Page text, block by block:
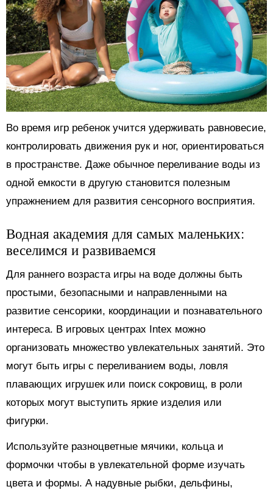
Во время игр ребенок учится удерживать равновесие,
контролировать движения рук и ног, ориентироваться
в пространстве. Даже обычное переливание воды из
одной емкости в другую становится полезным
упражнением для развития сенсорного восприятия.
Водная академия для самых маленьких:
веселимся и развиваемся
Для раннего возраста игры на воде должны быть
простыми, безопасными и направленными на
развитие сенсорики, координации и познавательного
интереса. В игровых центрах Intex можно
организовать множество увлекательных занятий. Это
могут быть игры с переливанием воды, ловля
плавающих игрушек или поиск сокровищ, в роли
которых могут выступить яркие изделия или
фигурки.
Используйте разноцветные мячики, кольца и
формочки чтобы в увлекательной форме изучать
цвета и формы. А надувные рыбки, дельфины,